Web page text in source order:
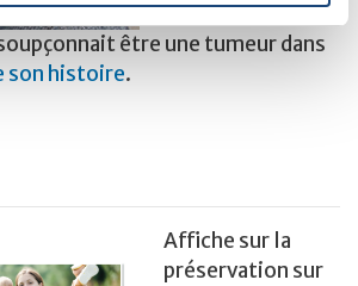
ans lorsqu’il a
être une tumeur dans
son histoire.
Affiche sur la
préservation sur